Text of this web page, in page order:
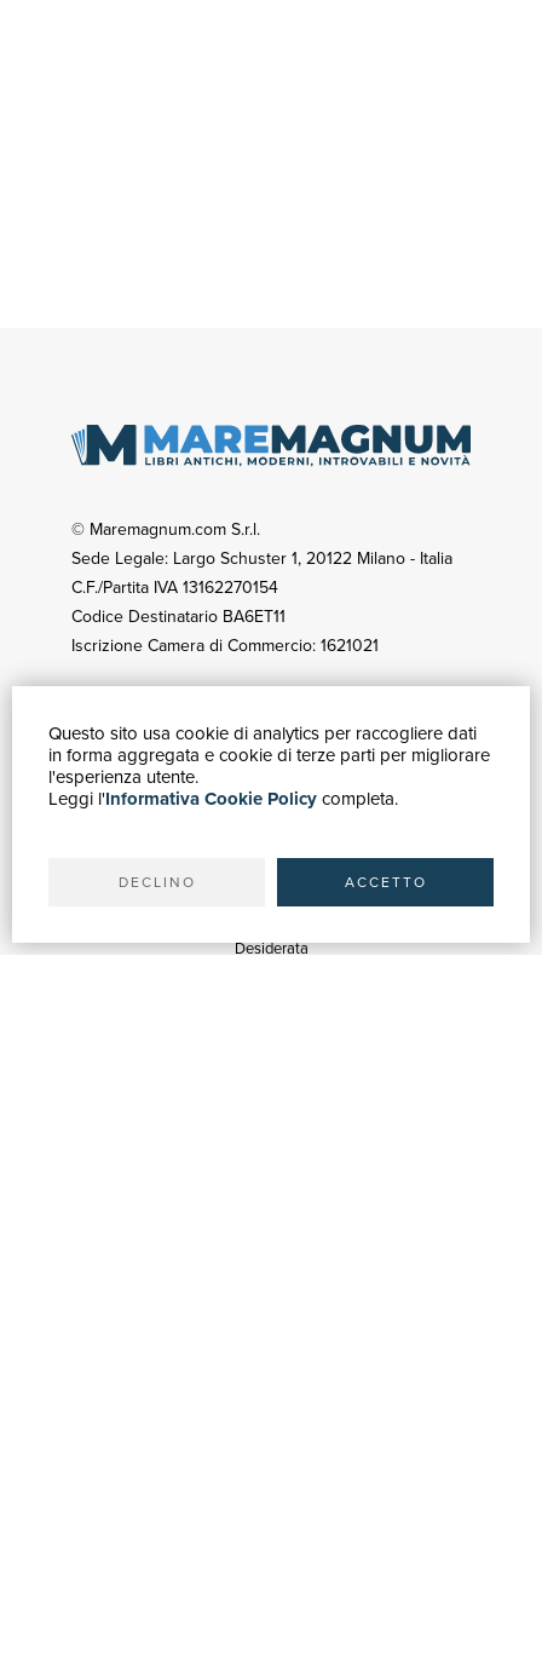
Questo sito usa cookie di analytics per raccogliere dati
in forma aggregata e cookie di terze parti per migliorare
l'esperienza utente.
Leggi l'Informativa Cookie Policycompleta.
DECLINO ACCETTO
© Maremagnum.com S.r.l.
Sede Legale: Largo Schuster 1, 20122 Milano - Italia
C.F./Partita IVA 13162270154
Codice Destinatario BA6ET11
Iscrizione Camera di Commercio: 1621021
GUIDA ACQUISTI
Catalogo
Ricerca avanzata
Spedizioni
Desiderata